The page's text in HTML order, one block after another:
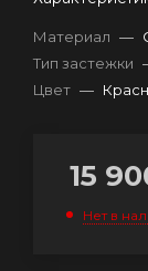
Материал —
Тип застежки
Цвет —
15
Нет в